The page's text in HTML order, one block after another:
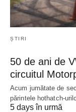
ȘTIRI
50 de ani de
circuitul
Acum jumătate de
părintele hothatch-
5 days în urmă